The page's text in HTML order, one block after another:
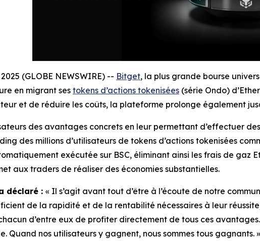
(GLOBE NEWSWIRE) -- Bitget, la plus grande bourse
en migrant ses tokens d’actions tokenisées (série Ondo)
et de réduire les coûts, la plateforme prolonge également
des avantages concrets en leur permettant d’effectuer
des millions d’utilisateurs de tokens d’actions tokenisées
exécutée sur BSC, éliminant ainsi les frais de gaz
aux traders de réaliser des économies substantielles.
déclaré : « Il s’agit avant tout d’être à l’écoute de notre
de la rapidité et de la rentabilité nécessaires à leur
d’entre eux de profiter directement de tous ces
Quand nos utilisateurs y gagnent, nous sommes tous gagnants. »